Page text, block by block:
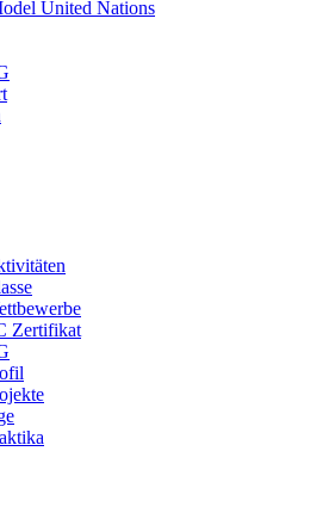
United Nations
Zertifikat